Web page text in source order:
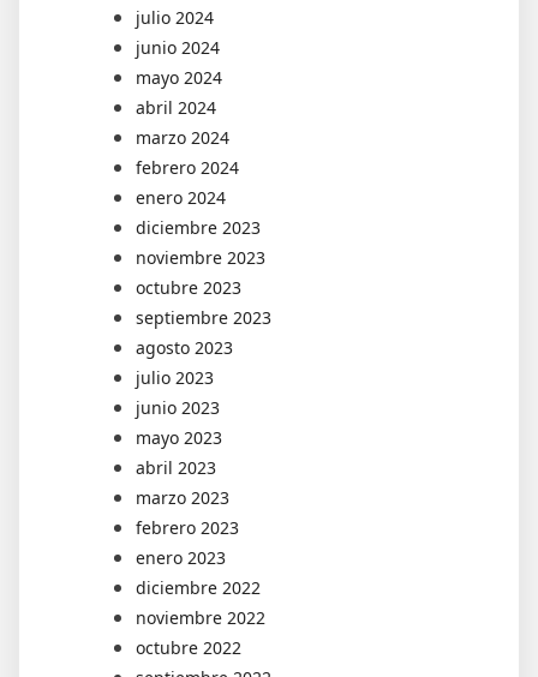
julio 2024
junio 2024
mayo 2024
abril 2024
marzo 2024
febrero 2024
enero 2024
diciembre 2023
noviembre 2023
octubre 2023
septiembre 2023
agosto 2023
julio 2023
junio 2023
mayo 2023
abril 2023
marzo 2023
febrero 2023
enero 2023
diciembre 2022
noviembre 2022
octubre 2022